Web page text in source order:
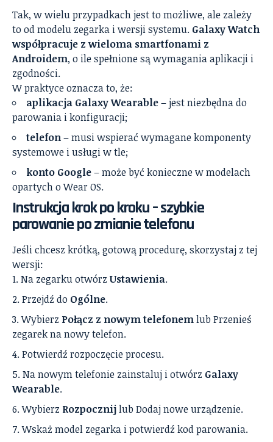
Tak, w wielu przypadkach jest to możliwe, ale zależy
to od modelu zegarka i wersji systemu. Galaxy Watch
współpracuje z wieloma smartfonami z
Androidem, o ile spełnione są wymagania aplikacji i
zgodności.
W praktyce oznacza to, że:
aplikacja Galaxy Wearable– jest niezbędna do
parowania i konfiguracji;
telefon– musi wspierać wymagane komponenty
systemowe i usługi w tle;
konto Google– może być konieczne w modelach
opartych o Wear OS.
Instrukcja krok po kroku – szybkie
parowanie po zmianie telefonu
Jeśli chcesz krótką, gotową procedurę, skorzystaj z tej
wersji:
Na zegarku otwórz Ustawienia.
Przejdź do Ogólne.
Wybierz Połącz z nowym telefonemlub Przenieś
zegarek na nowy telefon.
Potwierdź rozpoczęcie procesu.
Na nowym telefonie zainstaluj i otwórz Galaxy
Wearable.
Wybierz Rozpocznijlub Dodaj nowe urządzenie.
Wskaż model zegarka i potwierdź kod parowania.